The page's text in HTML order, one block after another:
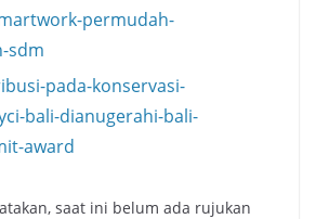
permudah-
sdm
pada-konservasi-
bali-dianugerahi-bali-
award
saat ini belum ada rujukan